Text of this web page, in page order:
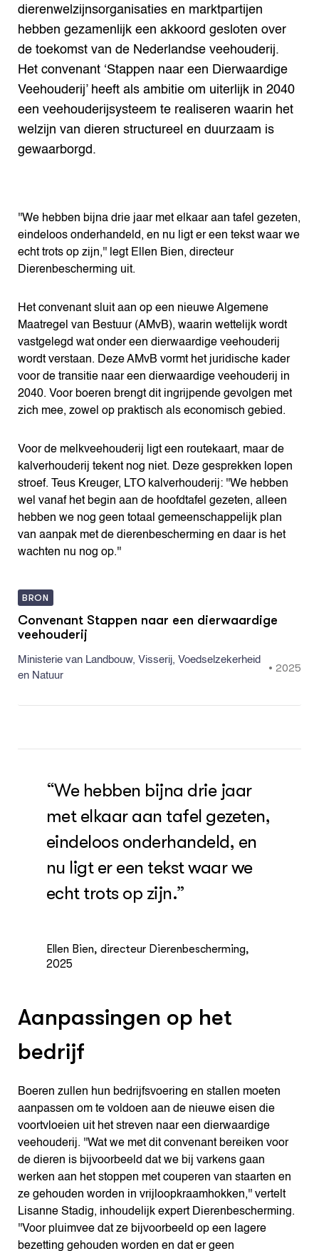
dierenwelzijnsorganisaties en marktpartijen
hebben gezamenlijk een akkoord gesloten over
de toekomst van de Nederlandse veehouderij.
Het convenant ‘Stappen naar een Dierwaardige
Veehouderij’ heeft als ambitie om uiterlijk in 2040
een veehouderijsysteem te realiseren waarin het
welzijn van dieren structureel en duurzaam is
gewaarborgd.
''We hebben bijna drie jaar met elkaar aan tafel gezeten,
eindeloos onderhandeld, en nu ligt er een tekst waar we
echt trots op zijn,'' legt Ellen Bien, directeur
Dierenbescherming uit.
Het convenant sluit aan op een nieuwe Algemene
Maatregel van Bestuur (AMvB), waarin wettelijk wordt
vastgelegd wat onder een dierwaardige veehouderij
wordt verstaan. Deze AMvB vormt het juridische kader
voor de transitie naar een dierwaardige veehouderij in
2040. Voor boeren brengt dit ingrijpende gevolgen met
zich mee, zowel op praktisch als economisch gebied.
Voor de melkveehouderij ligt een routekaart, maar de
kalverhouderij tekent nog niet. Deze gesprekken lopen
stroef. Teus Kreuger, LTO kalverhouderij: ''We hebben
wel vanaf het begin aan de hoofdtafel gezeten, alleen
hebben we nog geen totaal gemeenschappelijk plan
van aanpak met de dierenbescherming en daar is het
wachten nu nog op.''
BRON
Convenant Stappen naar een dierwaardige
veehouderij
Ministerie van Landbouw, Visserij, Voedselzekerheid
en Natuur
• 2025
“We hebben bijna drie jaar
met elkaar aan tafel gezeten,
eindeloos onderhandeld, en
nu ligt er een tekst waar we
echt trots op zijn.”
Ellen Bien, directeur Dierenbescherming,
2025
Aanpassingen op het
bedrijf
Boeren zullen hun bedrijfsvoering en stallen moeten
aanpassen om te voldoen aan de nieuwe eisen die
voortvloeien uit het streven naar een dierwaardige
veehouderij. ''Wat we met dit convenant bereiken voor
de dieren is bijvoorbeeld dat we bij varkens gaan
werken aan het stoppen met couperen van staarten en
ze gehouden worden in vrijloopkraamhokken,'' vertelt
Lisanne Stadig, inhoudelijk expert Dierenbescherming.
''Voor pluimvee dat ze bijvoorbeeld op een lagere
bezetting gehouden worden en dat er geen